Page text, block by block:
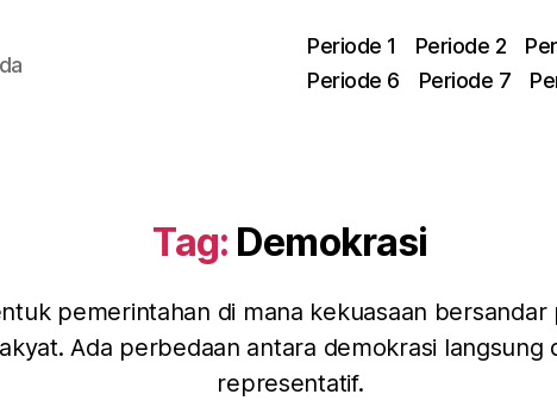
Periode 1 Periode 2
Periode 6
Periode 7
Tag: Demokrasi
pemerintahan di mana kekuasaan bersandar
Ada perbedaan antara demokrasi langsung
representatif.